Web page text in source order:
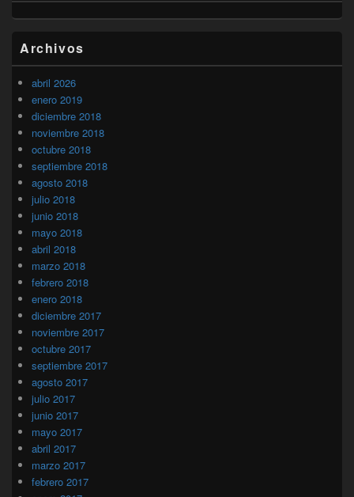
Archivos
abril 2026
enero 2019
diciembre 2018
noviembre 2018
octubre 2018
septiembre 2018
agosto 2018
julio 2018
junio 2018
mayo 2018
abril 2018
marzo 2018
febrero 2018
enero 2018
diciembre 2017
noviembre 2017
octubre 2017
septiembre 2017
agosto 2017
julio 2017
junio 2017
mayo 2017
abril 2017
marzo 2017
febrero 2017